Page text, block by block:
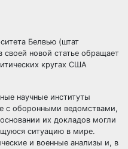
Белвью (штат
новой статье обращает
кругах США
научные институты
с оборонными ведомствами,
их докладов могли
ситуацию в мире.
и военные анализы и, в